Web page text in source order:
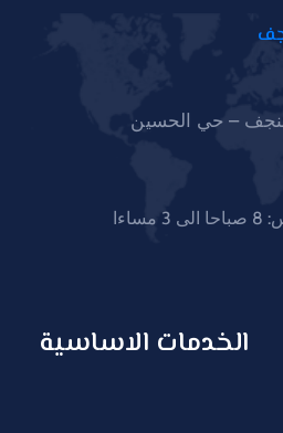
– حي الحسين
الخدمات الاساسية